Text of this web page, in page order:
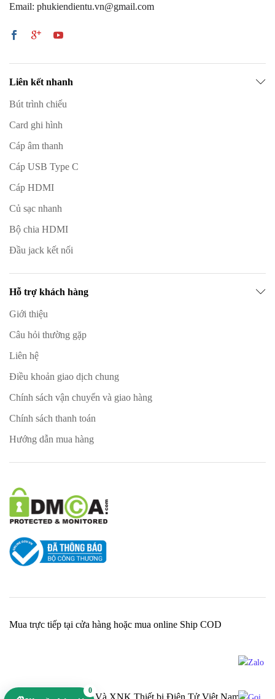
Email: phukiendientu.vn@gmail.com
Liên kết nhanh
Bút trình chiếu
Card ghi hình
Cáp âm thanh
Cáp USB Type C
Cáp HDMI
Củ sạc nhanh
Bộ chia HDMI
Đầu jack kết nối
Hỗ trợ khách hàng
Giới thiệu
Câu hỏi thường gặp
Liên hệ
Điều khoản giao dịch chung
Chính sách vận chuyển và giao hàng
Chính sách thanh toán
Hướng dẫn mua hàng
Cty TNHH Sản Xuất Và XNK Thiết bị Điện Tử Việt Nam -
Mua trực tiếp tại cửa hàng hoặc mua online Ship COD
0